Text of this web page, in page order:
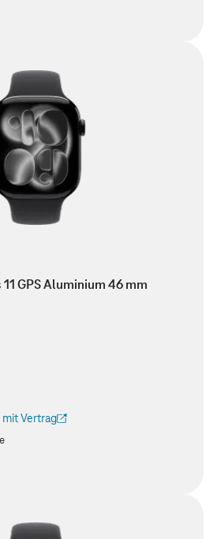
GPS Aluminium 46 mm
Vertrag
Tab geöffnet)